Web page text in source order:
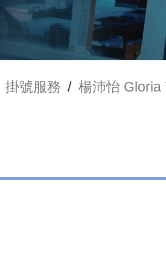
掛號服務 / 楊沛怡 Gloria